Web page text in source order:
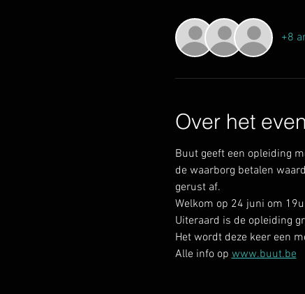
+8
Over het
Buut geeft een opleiding
de waarborg betalen
gerust af.
Welkom op 24 juni om
Uiteraard is de opleiding
Het wordt deze keer een
Alle info op www.buut.be